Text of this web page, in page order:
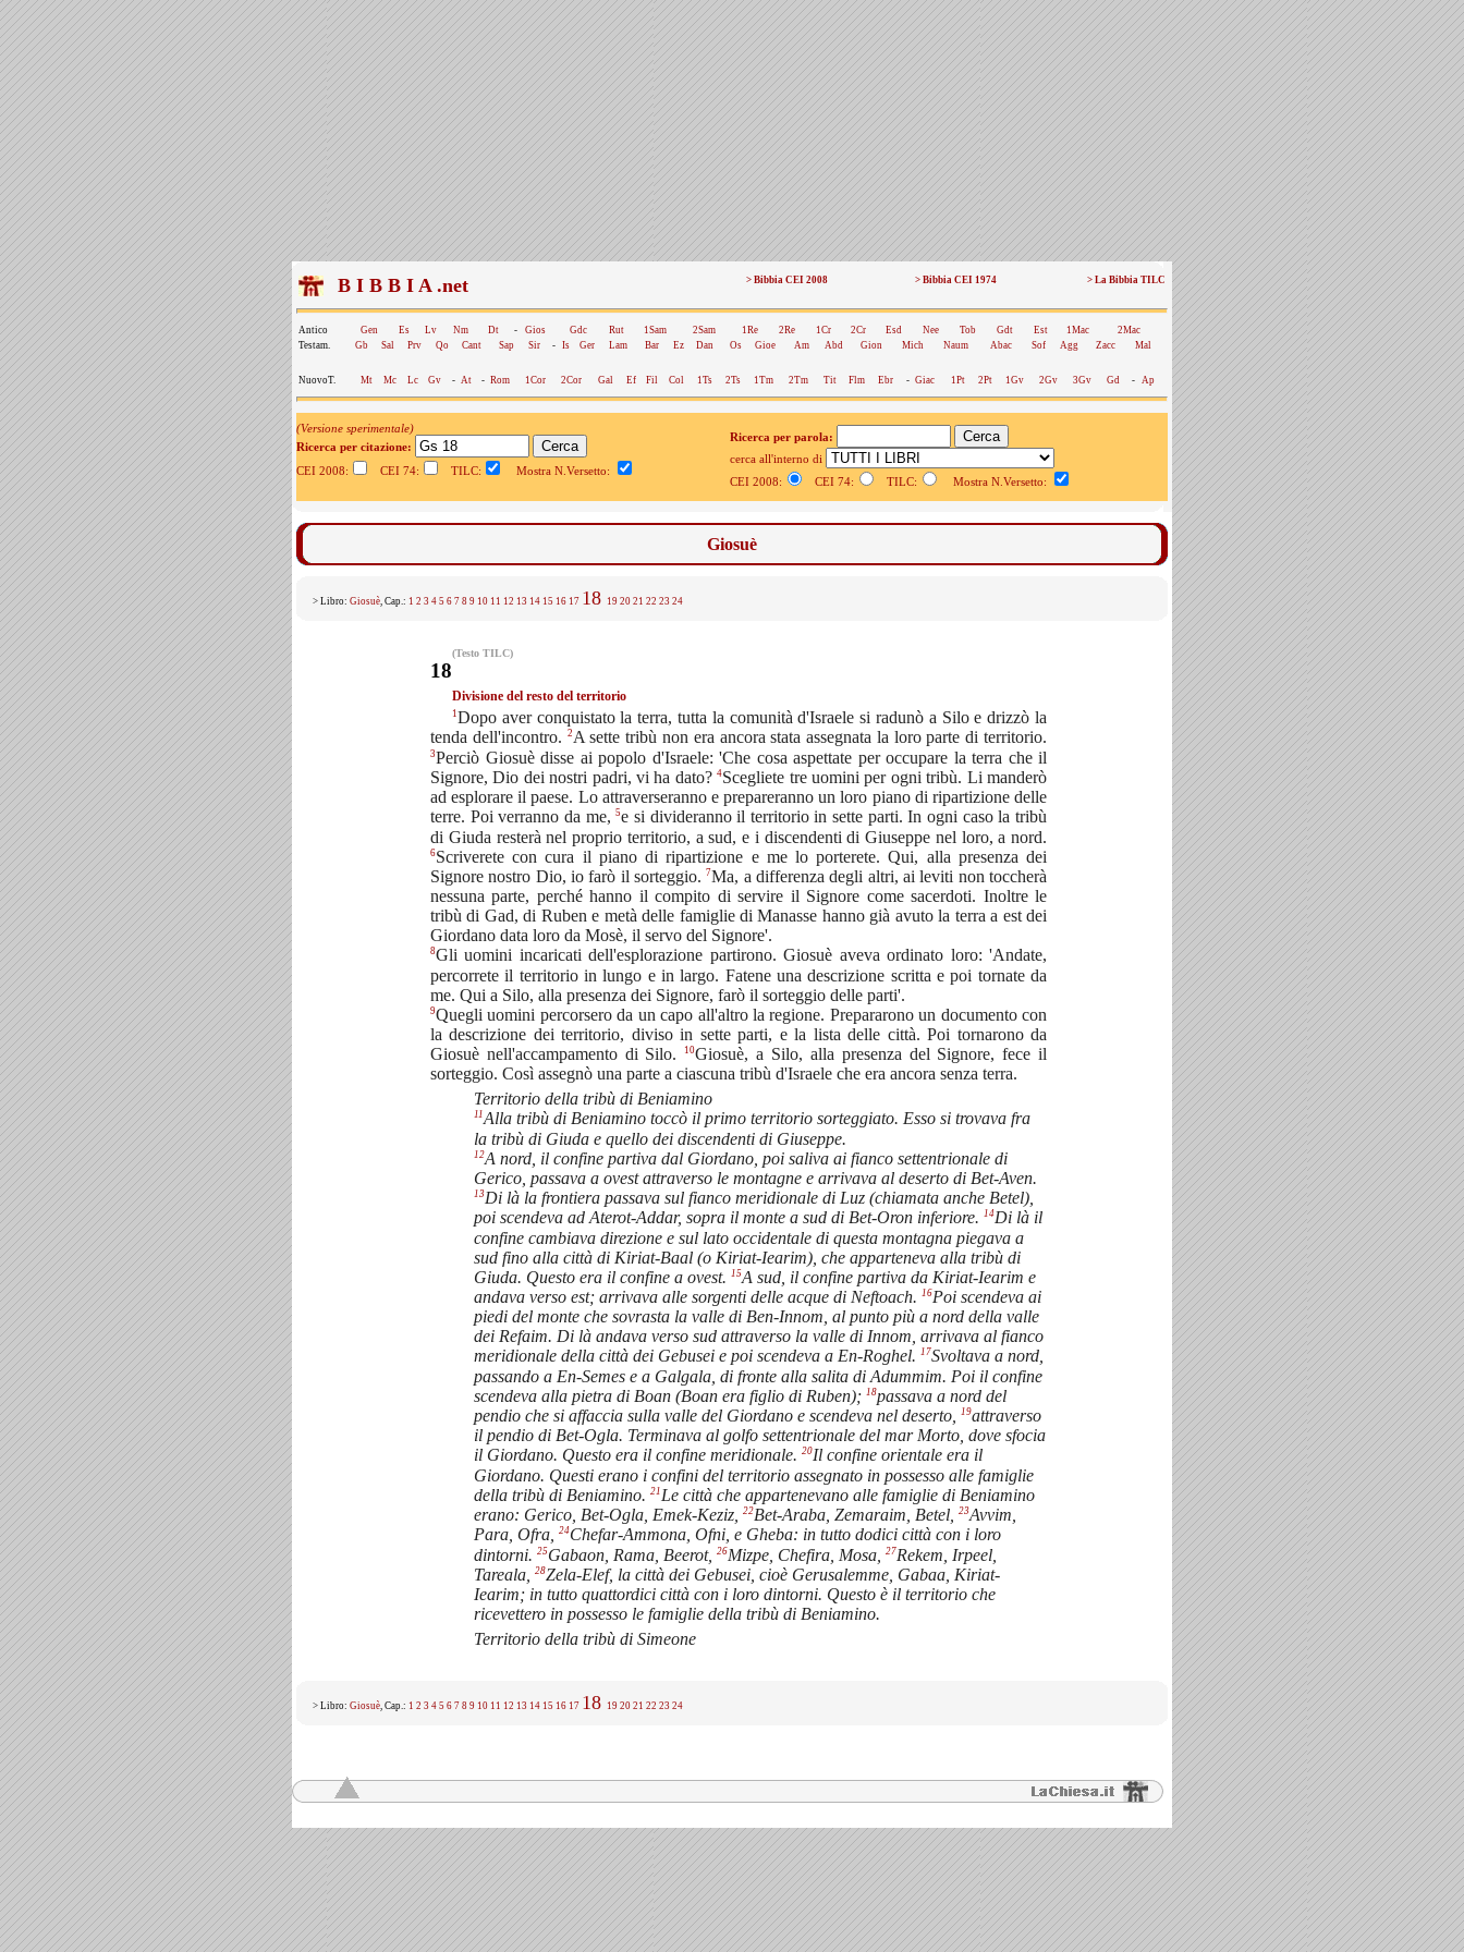
B I B B I A .net > Bibbia CEI 2008 > Bibbia CEI 1974 > La Bibbia TILC
Antico Gen Es Lv Nm Dt - Gios Gdc Rut 1Sam 2Sam 1Re 2Re 1Cr 2Cr Esd Nee Tob Gdt Est 1Mac
2Mac
Testam.
Gb Sal Prv Qo Cant Sap Sir - Is Ger Lam Bar Ez Dan Os Gioe Am Abd Gion Mich Naum Abac Sof Agg Zacc Mal
NuovoT. Mt Mc Lc Gv - At - Rom 1Cor 2Cor Gal Ef Fil Col 1Ts 2Ts 1Tm 2Tm Tit Flm Ebr - Giac 1Pt 2Pt 1Gv 2Gv 3Gv Gd - Ap
(Versione sperimentale)
Ricerca per citazione:
CEI 2008:
CEI 74: TILC: Mostra N.Versetto:
Ricerca per parola:
cerca all'interno di
CEI 2008:
CEI 74: TILC: Mostra N.Versetto:
Giosuè
> Libro: Giosuè, Cap.: 1 2 3 4 5 6 7 8 9 10 11 12 13 14 15 16 17 18 19 20 21 22 23 24
(Testo TILC)
18
Divisione del resto del territorio
1Dopo aver conquistato la terra, tutta la comunità d'Israele si radunò a Silo e drizzò la
tenda dell'incontro. 2A sette tribù non era ancora stata assegnata la loro parte di territorio.
3Perciò Giosuè disse ai popolo d'Israele: 'Che cosa aspettate per occupare la terra che il
Signore, Dio dei nostri padri, vi ha dato?4Scegliete tre uomini per ogni tribù. Li manderò
ad esplorare il paese. Lo attraverseranno e prepareranno un loro piano di ripartizione delle
terre. Poi verranno da me,5e si divideranno il territorio in sette parti. In ogni caso la tribù
di Giuda resterà nel proprio territorio, a sud, e i discendenti di Giuseppe nel loro, a nord.
6Scriverete con cura il piano di ripartizione e me lo porterete. Qui, alla presenza dei
Signore nostro Dio, io farò il sorteggio.7Ma, a differenza degli altri, ai leviti non toccherà
nessuna parte, perché hanno il compito di servire il Signore come sacerdoti. Inoltre le
tribù di Gad, di Ruben e metà delle famiglie di Manasse hanno già avuto la terra a est dei
Giordano data loro da Mosè, il servo del Signore'.
8Gli uomini incaricati dell'esplorazione partirono. Giosuè aveva ordinato loro: 'Andate,
percorrete il territorio in lungo e in largo. Fatene una descrizione scritta e poi tornate da
me. Qui a Silo, alla presenza dei Signore, farò il sorteggio delle parti'.
9Quegli uomini percorsero da un capo all'altro la regione. Prepararono un documento con
la descrizione dei territorio, diviso in sette parti, e la lista delle città. Poi tornarono da
Giosuè nell'accampamento di Silo.
10Giosuè, a Silo, alla presenza del Signore, fece il
sorteggio. Così assegnò una parte a ciascuna tribù d'Israele che era ancora senza terra.
Territorio della tribù di Beniamino
11Alla tribù di Beniamino toccò il primo territorio sorteggiato. Esso si trovava fra
la tribù di Giuda e quello dei discendenti di Giuseppe.
12A nord, il confine partiva dal Giordano, poi saliva ai fianco settentrionale di
Gerico, passava a ovest attraverso le montagne e arrivava al deserto di Bet-Aven.
13Di là la frontiera passava sul fianco meridionale di Luz (chiamata anche Betel),
poi scendeva ad Aterot-Addar, sopra il monte a sud di Bet-Oron inferiore. 14Di là il
confine cambiava direzione e sul lato occidentale di questa montagna piegava a
sud fino alla città di Kiriat-Baal (o Kiriat-Iearim), che apparteneva alla tribù di
Giuda. Questo era il confine a ovest. 15A sud, il confine partiva da Kiriat-Iearim e
andava verso est; arrivava alle sorgenti delle acque di Neftoach. 16Poi scendeva ai
piedi del monte che sovrasta la valle di Ben-Innom, al punto più a nord della valle
dei Refaim. Di là andava verso sud attraverso la valle di Innom, arrivava al fianco
meridionale della città dei Gebusei e poi scendeva a En-Roghel. 17Svoltava a nord,
passando a En-Semes e a Galgala, di fronte alla salita di Adummim. Poi il confine
scendeva alla pietra di Boan (Boan era figlio di Ruben); 18passava a nord del
pendio che si affaccia sulla valle del Giordano e scendeva nel deserto,
19attraverso
il pendio di Bet-Ogla. Terminava al golfo settentrionale del mar Morto, dove sfocia
il Giordano. Questo era il confine meridionale. 20Il confine orientale era il
Giordano. Questi erano i confini del territorio assegnato in possesso alle famiglie
della tribù di Beniamino. 21 Le città che appartenevano alle famiglie di Beniamino
erano: Gerico, Bet-Ogla, Emek-Keziz,
22Bet-Araba, Zemaraim, Betel, 23Avvim,
Para, Ofra, 24Chefar-Ammona, Ofni, e Gheba: in tutto dodici città con i loro
dintorni. 25Gabaon, Rama, Beerot, 26Mizpe, Chefira, Mosa, 27Rekem, Irpeel,
Tareala,
28Zela-Elef, la città dei Gebusei, cioè Gerusalemme, Gabaa, Kiriat-
Iearim; in tutto quattordici città con i loro dintorni. Questo è il territorio che
ricevettero in possesso le famiglie della tribù di Beniamino.
Territorio della tribù di Simeone
> Libro: Giosuè, Cap.: 1 2 3 4 5 6 7 8 9 10 11 12 13 14 15 16 17 18 19 20 21 22 23 24